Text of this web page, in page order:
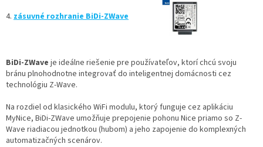
4. zásuvné rozhranie BiDi-ZWave
BiDi-ZWave je ideálne riešenie pre používateľov, ktorí chcú svoju
bránu plnohodnotne integrovať do inteligentnej domácnosti cez
technológiu Z-Wave.
Na rozdiel od klasického WiFi modulu, ktorý funguje cez aplikáciu
MyNice, BiDi-ZWave umožňuje prepojenie pohonu Nice priamo so Z-
Wave riadiacou jednotkou (hubom) a jeho zapojenie do komplexných
automatizačných scenárov.